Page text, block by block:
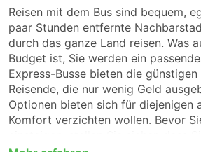
Reisen mit dem Bus sind bequem,
paar Stunden entfernte
durch das ganze Land reisen. Was
Budget ist, Sie werden ein
Express-Busse bieten die
Reisende, die nur wenig Geld
Optionen bieten sich für diejenigen
Komfort verzichten wollen. Bevor